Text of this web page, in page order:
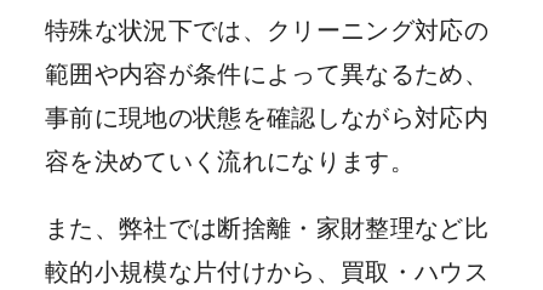
特殊な状況下では、クリーニング対応の
範囲や内容が条件によって異なるため、
事前に現地の状態を確認しながら対応内
容を決めていく流れになります。
また、弊社では断捨離・家財整理など比
較的小規模な片付けから、買取・ハウス